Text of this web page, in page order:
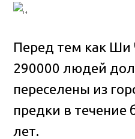
Перед тем как Ши
290000 людей
переселены из
предки в течение
лет.